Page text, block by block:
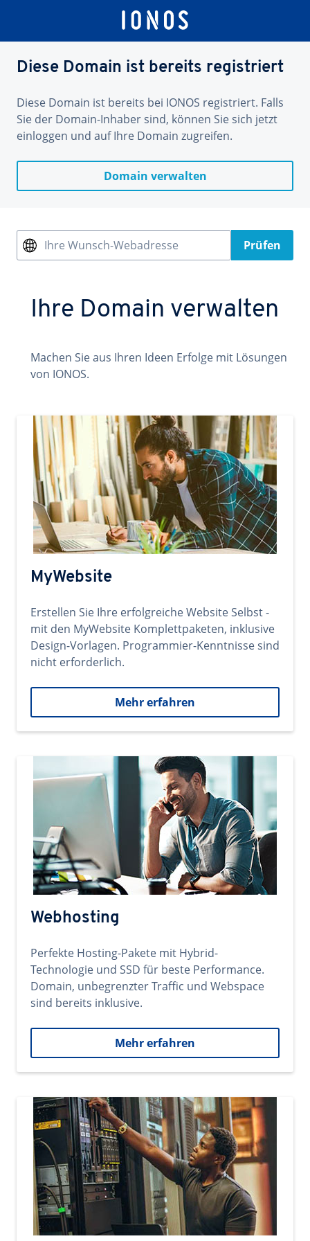
Diese Domain ist bereits registriert
Diese Domain ist bereits bei IONOS registriert. Falls
Sie der Domain-Inhaber sind, können Sie sich jetzt
einloggen und auf Ihre Domain zugreifen.
Domain verwalten
Ihre Wunsch-Webadresse Prüfen
Ihre Domain verwalten
Machen Sie aus Ihren Ideen Erfolge mit Lösungen
von IONOS.
MyWebsite
Erstellen Sie Ihre erfolgreiche Website Selbst -
mit den MyWebsite Komplettpaketen, inklusive
Design-Vorlagen. Programmier-Kenntnisse sind
nicht erforderlich.
Mehr erfahren
Webhosting
Perfekte Hosting-Pakete mit Hybrid-
Technologie und SSD für beste Performance.
Domain, unbegrenzter Traffic und Webspace
sind bereits inklusive.
Mehr erfahren